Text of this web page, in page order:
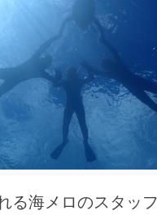
る海メロのスタッフ